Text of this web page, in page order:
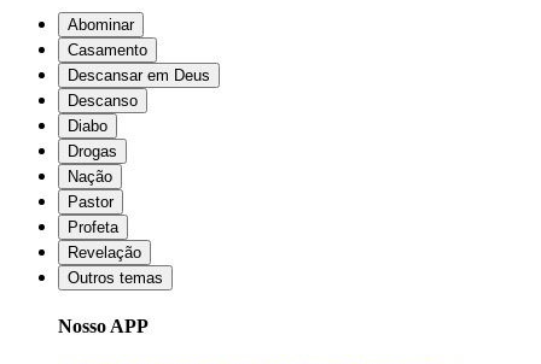
Abominar
Casamento
Descansar em Deus
Descanso
Diabo
Drogas
Nação
Pastor
Profeta
Revelação
Outros temas
Nosso APP